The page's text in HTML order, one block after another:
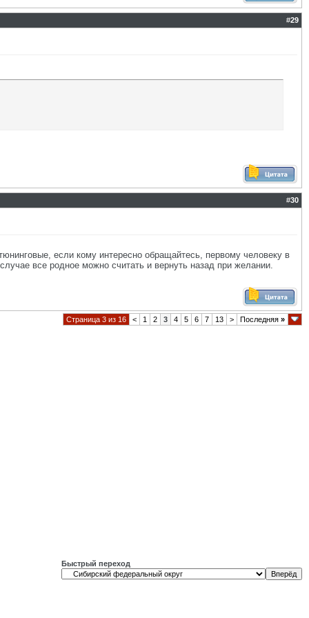
#29
#30
если кому интересно обращайтесь, первому человеку в
все родное можно считать и вернуть назад при желании.
Страница 3 из 16 < 1 2 3 4 5 6 7 13 > Последняя »
Быстрый переход